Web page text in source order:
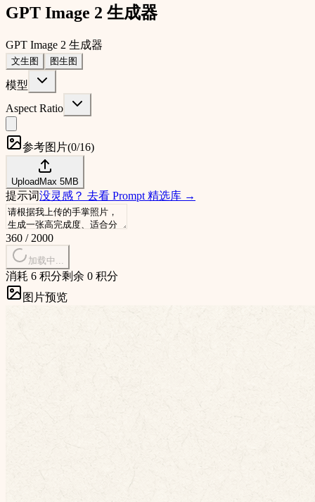
GPT Image 2 生成器
GPT Image 2 生成器
文生图 图生图
模型
Aspect Ratio
参考图片(0/16)
UploadMax 5MB
提示词没灵感？ 去看 Prompt 精选库 →
360 / 2000
加载中...
消耗 6 积分剩余 0 积分
图片预览